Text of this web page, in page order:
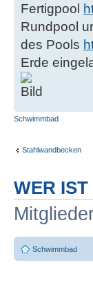
Fertigpool
Rundpool
des Pools
Erde
Schwimmbad
Stahlwandbecken
WER
Schwimmbad